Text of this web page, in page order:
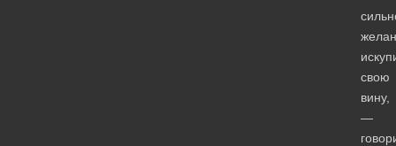
свою
вину,
—